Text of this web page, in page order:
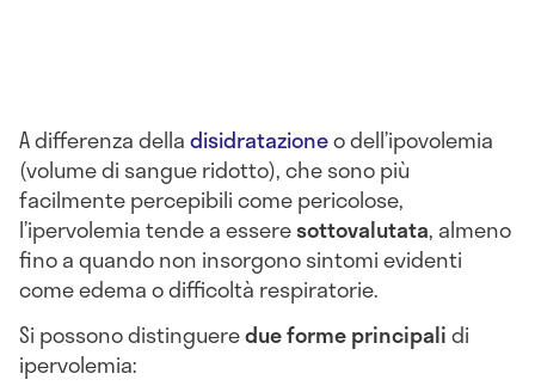
A differenza delladisidratazioneo dell’ipovolemia
(volume di sangue ridotto), che sono più
facilmente percepibili come pericolose,
l’ipervolemia tende a esseresottovalutata, almeno
fino a quando non insorgono sintomi evidenti
come edema o difficoltà respiratorie.
Si possono distingueredue forme principalidi
ipervolemia: